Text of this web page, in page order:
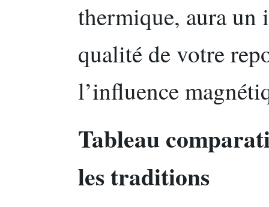
thermique, aura un
qualité de votre
l’influence
Tableau
les traditions